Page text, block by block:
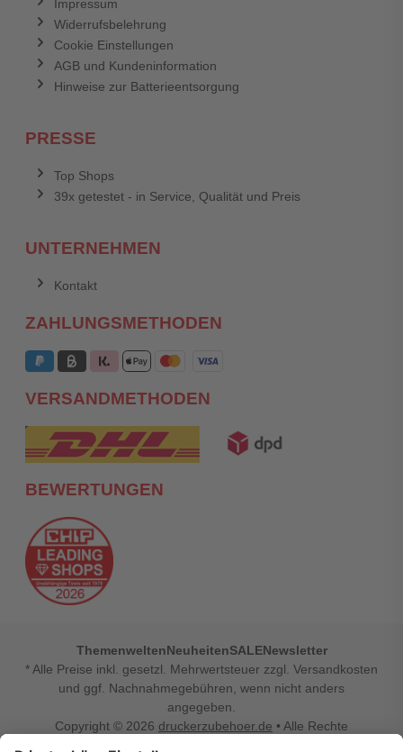
Impressum
Widerrufsbelehrung
Cookie Einstellungen
AGB und Kundeninformation
Hinweise zur Batterieentsorgung
PRESSE
Top Shops
39x getestet - in Service, Qualität und Preis
UNTERNEHMEN
Kontakt
ZAHLUNGSMETHODEN
VERSANDMETHODEN
BEWERTUNGEN
ThemenweltenNeuheitenSALENewsletter
* Alle Preise inkl. gesetzl. Mehrwertsteuer zzgl. Versandkosten
und ggf. Nachnahmegebühren, wenn nicht anders
angegeben.
Copyright © 2026 druckerzubehoer.de • Alle Rechte